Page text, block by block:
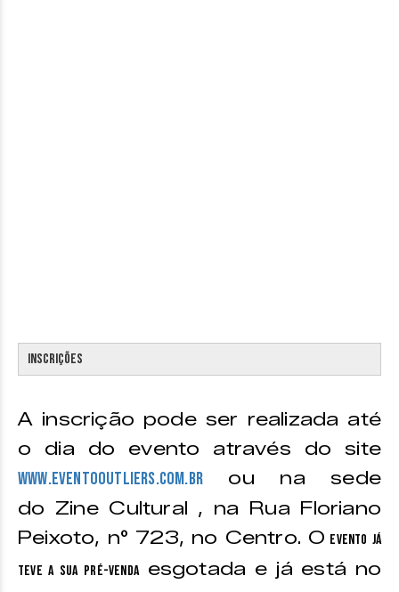
Inscrições
A inscrição pode ser realizada até
o dia do evento através do site
www.eventooutliers.com.br ou na sede
do Zine Cultural , na Rua Floriano
Peixoto, n° 723, no Centro. O evento já
teve a sua pré-vendaesgotada e já está no